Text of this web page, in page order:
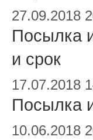
27.09.2018
Посылка
и срок
17.07.2018
Посылка
10.06.2018